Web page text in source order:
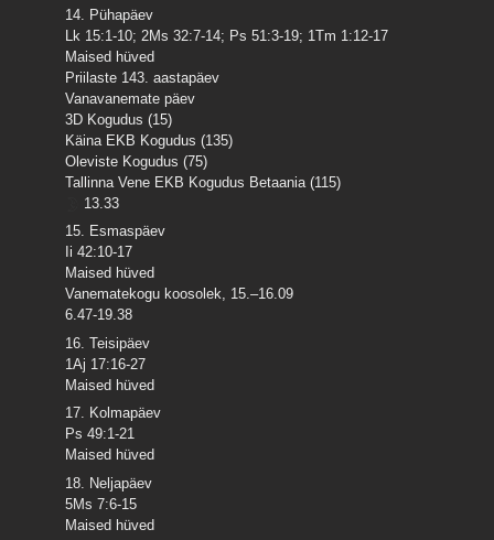
14. Pühapäev
Lk 15:1-10; 2Ms 32:7-14; Ps 51:3-19; 1Tm 1:12-17
Maised hüved
Priilaste 143. aastapäev
Vanavanemate päev
3D Kogudus (15)
Käina EKB Kogudus (135)
Oleviste Kogudus (75)
Tallinna Vene EKB Kogudus Betaania (115)
13.33
15. Esmaspäev
Ii 42:10-17
Maised hüved
Vanematekogu koosolek, 15.–16.09
6.47-19.38
16. Teisipäev
1Aj 17:16-27
Maised hüved
17. Kolmapäev
Ps 49:1-21
Maised hüved
18. Neljapäev
5Ms 7:6-15
Maised hüved